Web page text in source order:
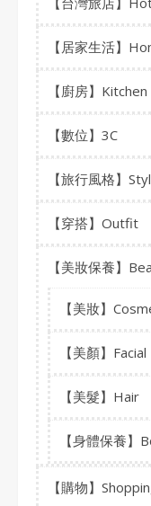
【居家生活】
【廚房】Kitchen
【數位】3C
【旅行風格】
【穿搭】Outfit
【美妝保養】
【美妝】
【美顏】Facial
【美髮】Hair
【身體保養】
【購物】